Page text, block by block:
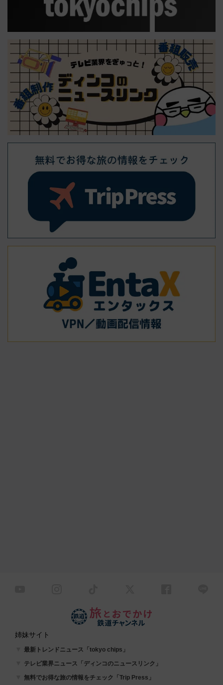
姉妹サイト
最新トレンドニュース「tokyo chips」
テレビ業界ニュース「ディンコのニュースリンク」
無料でお得な旅の情報をチェック「Trip Press」